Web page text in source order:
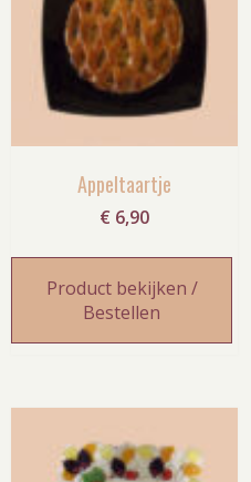
Appeltaartje
€ 6,90
Product bekijken /
Bestellen